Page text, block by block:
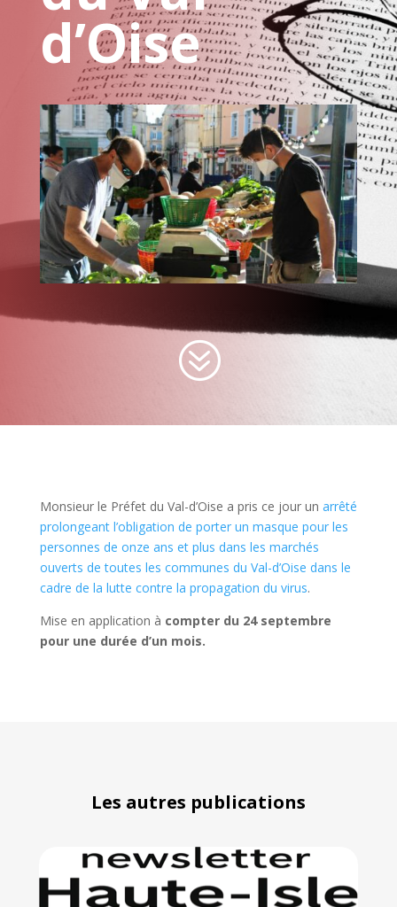
d’Oise
?
Monsieur le Préfet du Val-d’Oise a pris ce jour un arrêté
prolongeant l’obligation de porter un masque pour les
personnes de onze ans et plus dans les marchés
ouverts de toutes les communes du Val-d’Oise dans le
cadre de la lutte contre la propagation du virus.
Mise en application à compter du 24 septembre
pour une durée d’un mois.
Les autres publications